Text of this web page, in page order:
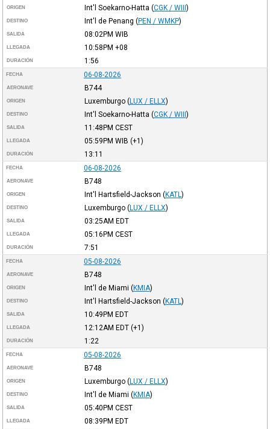
ORIGEN Int'l Soekarno-Hatta (CGK / WIII)
DESTINO Int'l de Penang (PEN / WMKP)
SALIDA 08:02PM WIB
LLEGADA 10:58PM +08
DURACIÓN 1:56
FECHA 06-08-2026
AERONAVE B744
ORIGEN Luxemburgo (LUX / ELLX)
DESTINO Int'l Soekarno-Hatta (CGK / WIII)
SALIDA 11:48PM CEST
LLEGADA 05:59PM WIB (+1)
DURACIÓN 13:11
FECHA 06-08-2026
AERONAVE B748
ORIGEN Int'l Hartsfield-Jackson (KATL )
DESTINO Luxemburgo (LUX / ELLX)
SALIDA 03:25AM EDT
LLEGADA 05:16PM CEST
DURACIÓN 7:51
FECHA 05-08-2026
AERONAVE B748
ORIGEN Int'l de Miami (KMIA)
DESTINO Int'l Hartsfield-Jackson (KATL )
SALIDA 10:49PM EDT
LLEGADA 12:12AM EDT(+1)
DURACIÓN 1:22
FECHA 05-08-2026
AERONAVE B748
ORIGEN Luxemburgo (LUX / ELLX)
DESTINO Int'l de Miami (KMIA)
SALIDA 05:40PM CEST
LLEGADA 08:39PM EDT